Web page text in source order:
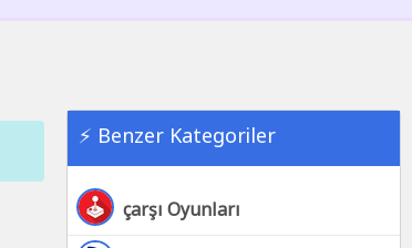
⚡ Benzer Kategoriler
çarşı Oyunları